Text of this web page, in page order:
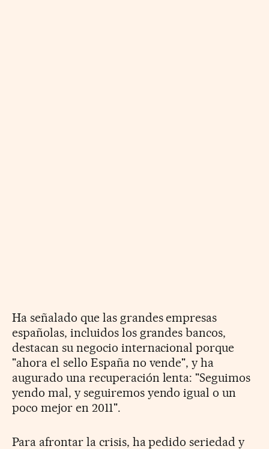
Ha señalado que las grandes empresas
españolas, incluidos los grandes bancos,
destacan su negocio internacional porque
"ahora el sello España no vende", y ha
augurado una recuperación lenta: "Seguimos
yendo mal, y seguiremos yendo igual o un
poco mejor en 2011".
Para afrontar la crisis, ha pedido seriedad y